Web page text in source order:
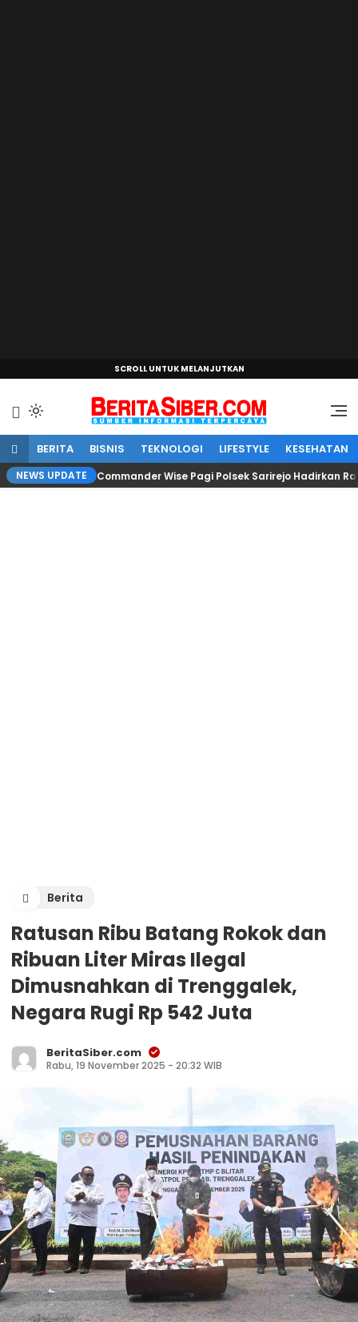
SCROLL UNTUK MELANJUTKAN
BeritaSiber.com
Sumber Informasi Terpercaya
BERITA BISNIS TEKNOLOGI LIFESTYLE KESEHATAN
NEWS UPDATE Commander Wise Pagi Polsek Sarirejo Hadirkan
Berita
Ratusan Ribu Batang Rokok dan
Ribuan Liter Miras Ilegal
Dimusnahkan di Trenggalek,
Negara Rugi Rp 542 Juta
BeritaSiber.com
Rabu, 19 November 2025 - 20:32 WIB